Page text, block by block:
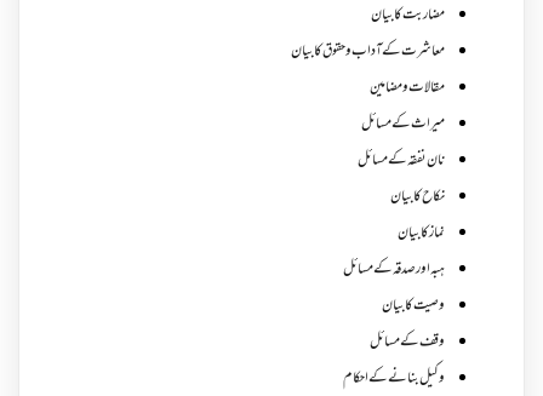
مضاربت کا بیان
معاشرت کے آداب و حقوق کا بیان
مقالات ومضامین
میراث کے مسائل
نان نفقہ کے مسائل
نکاح کا بیان
نماز کا بیان
ہبہ اور صدقہ کے مسائل
وصیت کا بیان
وقف کے مسائل
وکیل بنانے کے احکام